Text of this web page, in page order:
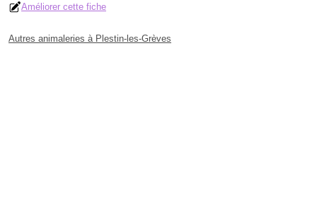
Améliorer cette fiche
Autres animaleries à Plestin-les-Grèves